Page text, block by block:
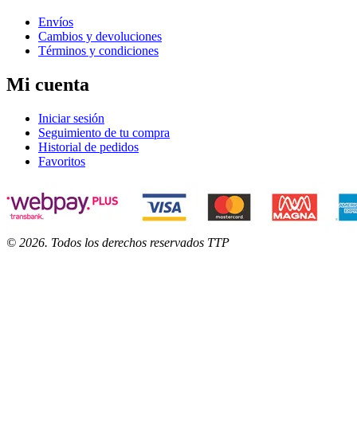
Envíos
Cambios y devoluciones
Términos y condiciones
Mi cuenta
Iniciar sesión
Seguimiento de tu compra
Historial de pedidos
Favoritos
© 2026. Todos los derechos reservados TTP